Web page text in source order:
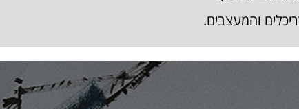
והמעצבים.